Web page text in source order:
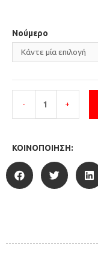
Νούμερο
- +
ΚΟΙΝΟΠΟΊΗΣΗ: